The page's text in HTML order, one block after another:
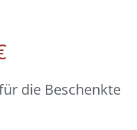
Preisspanne:
bis
200,00 €
die Beschenkte